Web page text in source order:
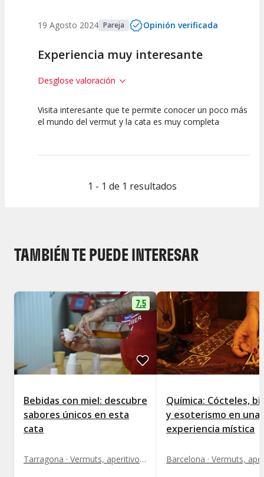
19 Agosto 2024 Pareja Opinión verificada
Experiencia muy interesante
Desglose valoración
10 7.5
Guia
Visita interesante que te permite conocer un poco más
el mundo del vermut y la cata es muy completa
1 - 1 de 1 resultados
TAMBIÉN TE PUEDE INTERESAR
7.5
Bebidas con miel: descubre
sabores únicos en esta
cata
Tarragona · Vermuts, aperitivos y destilados
Química: Cócteles,
y esoterismo en una
experiencia mística